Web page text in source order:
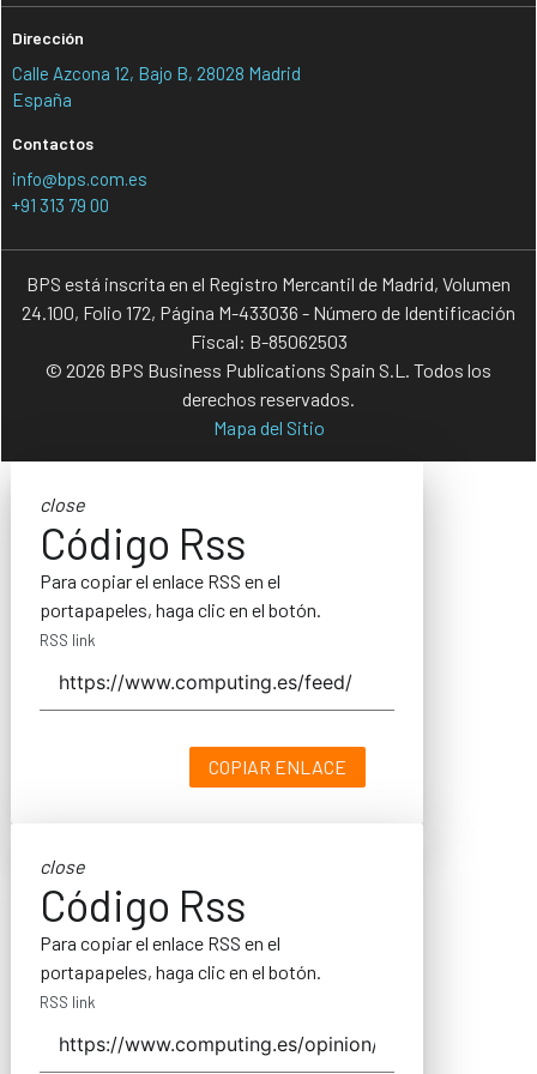
Dirección
Calle Azcona 12, Bajo B, 28028 Madrid
España
Contactos
info@bps.com.es
+91 313 79 00
BPS está inscrita en el Registro Mercantil de Madrid, Volumen
24.100, Folio 172, Página M-433036 - Número de Identificación
Fiscal: B-85062503
© 2026 BPS Business Publications Spain S.L. Todos los
derechos reservados.
Mapa del Sitio
close
Código Rss
Para copiar el enlace RSS en el
portapapeles, haga clic en el botón.
RSS link
COPIAR ENLACE
close
Código Rss
Para copiar el enlace RSS en el
portapapeles, haga clic en el botón.
RSS link